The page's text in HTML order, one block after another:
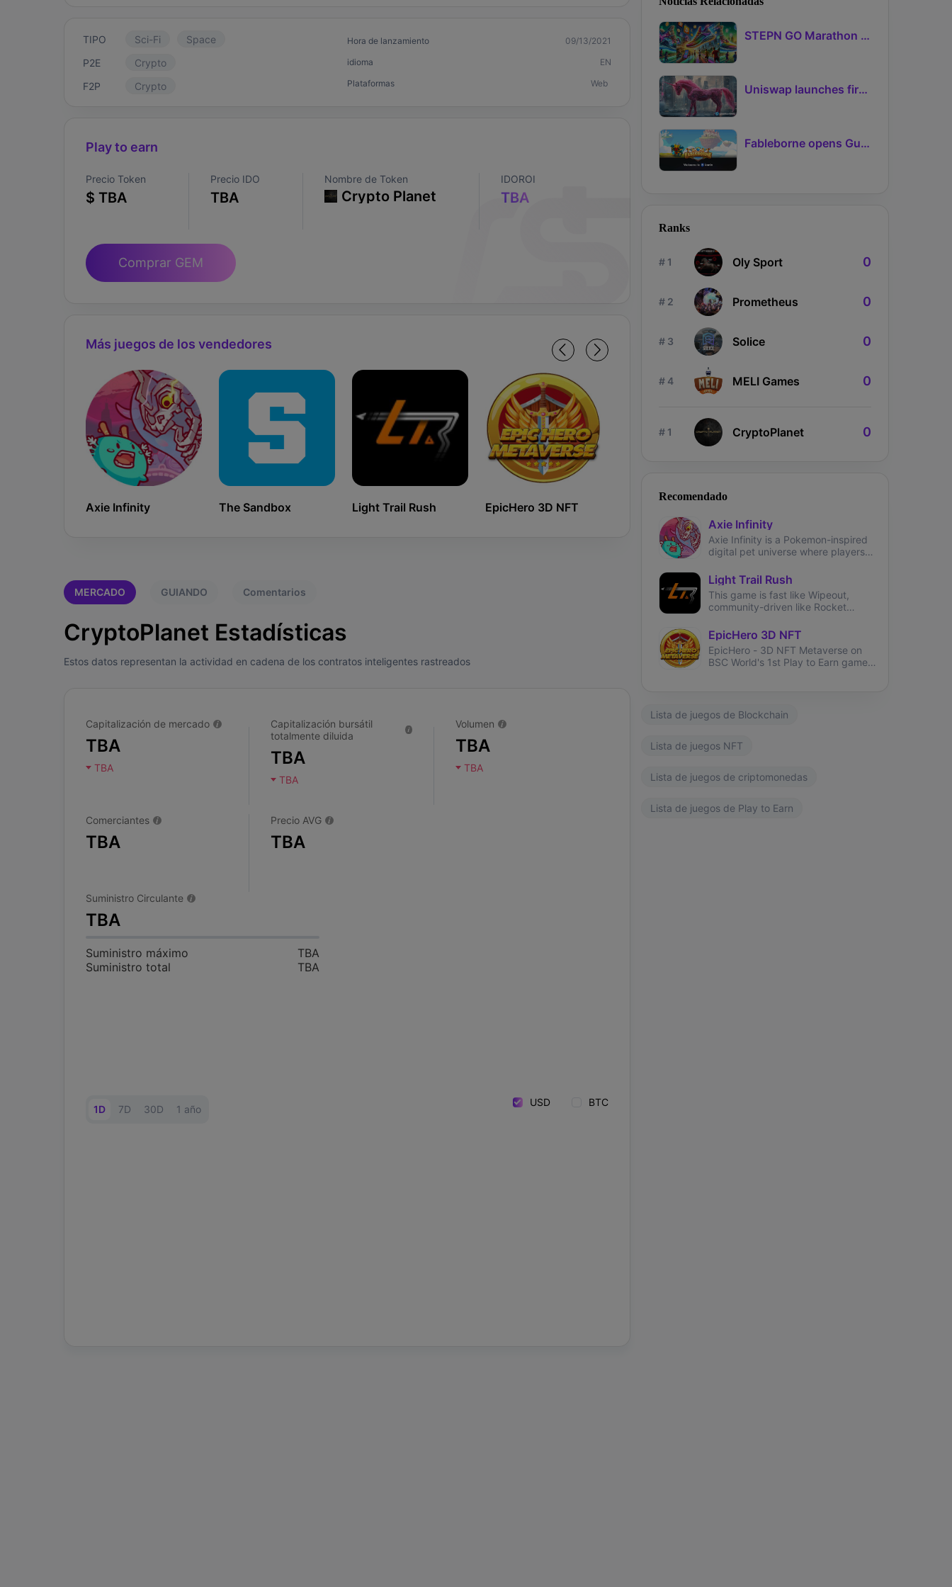
TIPO Sci-Fi
Space
P2E
Crypto
F2P
Crypto
Hora de lanzamiento
09/13/2021
idioma
EN
Plataformas
Web
Play to earn
Precio Token
$ TBA
Precio IDO
TBA
Nombre de Token
Crypto Planet
IDOROI
TBA
Comprar GEM
Más juegos de los vendedores
Axie Infinity The Sandbox Light Trail Rush EpicHero 3D NFT
MERCADO GUIANDO Comentarios
CryptoPlanet Estadísticas
Estos datos representan la actividad en cadena de los contratos inteligentes rastreados
Capitalización de mercado
TBA
TBA
Capitalización bursátil
totalmente diluida
TBA
TBA
Volumen
TBA
TBA
Comerciantes
TBA
Precio AVG
TBA
Suministro Circulante
TBA
Suministro máximo
TBA
Suministro total
TBA
1D 7D 30D 1 año
USD BTC
STEPN GO Marathon Challenge Season 3: Sign-Ups Live With Teams and Missed-Day Insurance
Uniswap launches first Robinhood Chain launchpad
Fableborne opens Guild signups for Season 5 as Guilds 2.0 lifts the prize pool to 95%
Ranks
# 1 Oly Sport 0
# 2 Prometheus 0
# 3 Solice 0
# 4 MELI Games 0
# 1 CryptoPlanet 0
Recomendado
Axie Infinity
Axie Infinity is a Pokemon-inspired
digital pet universe where players
fantasy creatures called Axies.
Light Trail Rush
This game is fast like Wipeout,
community-driven like Rocket
tracks like TrackMania.
EpicHero 3D NFT
EpicHero - 3D NFT Metaverse on
BSC World's 1st Play to Earn game
Lista de juegos de Blockchain
Lista de juegos NFT
Lista de juegos de criptomonedas
Lista de juegos de Play to Earn